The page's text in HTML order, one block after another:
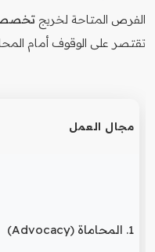
الفرص المتاحة لخريج تخصص
تقتصر على الوقوف أمام
مجال العمل
1. المحاماة (Advocacy)